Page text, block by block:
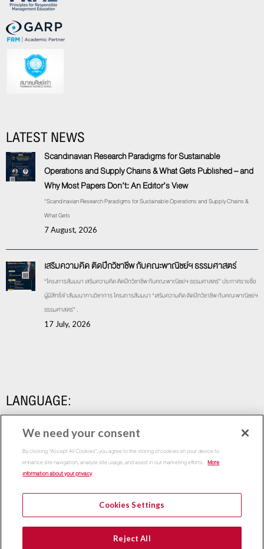
LATEST NEWS
Scandinavian Research Paradigms for Sustainable
Operations and Supply Chains & What Gets Published – and
Why Most Papers Don’t: An Editor’s View
“Scandinavian Research Paradigms for Sustainable Operations and Supply Chains &
What Gets
7 August, 2026
เสริมความคิด ติดปีกวิชาชีพ กับคณะพาณิชย์ฯ ธรรมศาสตร์
“โครงการสัมมนา เสริมความคิด ติดปีกวิชาชีพ กับคณะพาณิชย์ฯ ธรรมศาสตร์” ประกาศรายชื่อ
ผู้มีสิทธิ์เข้าสัมมนาทางวิชาการ โครงการสัมมนา “เสริมความคิด ติดปีกวิชาชีพ กับคณะพาณิชย์ฯ
ธรรมศาสตร์” .
17 July, 2026
LANGUAGE:
Copyright 2015Thammasat Business School | All Rights
We need your consent
By clicking “Accept All Cookies”, you agree to the storing of cookies on your device to
enhance site navigation, analyze site usage, and assist in our marketing efforts. More
information about your privacy
Cookies Settings
Reject All